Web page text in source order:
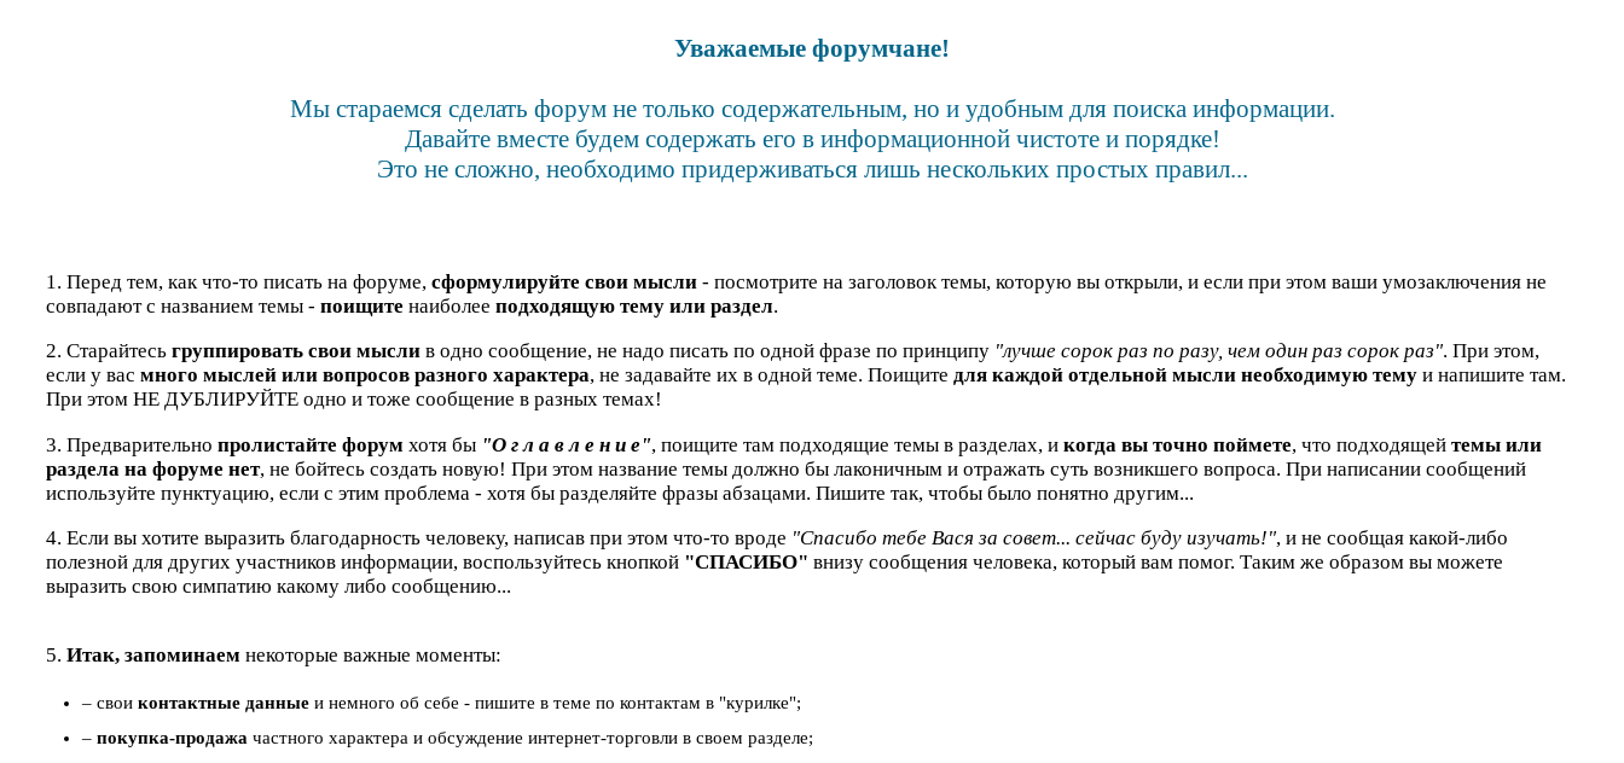
Уважаемые форумчане!
Мы стараемся сделать форум не только содержательным, но и удобным для поиска информации.
Давайте вместе будем содержать его в информационной чистоте и порядке!
Это не сложно, необходимо придерживаться лишь нескольких простых правил...
1. Перед тем, как что-то писать на форуме, сформулируйте свои мысли - посмотрите на заголовок темы, которую вы открыли, и если при этом ваши умозаключения не
совпадают с названием темы - поищите наиболее подходящую тему или раздел.
2. Старайтесь группировать свои мысли в одно сообщение, не надо писать по одной фразе по принципу "лучше сорок раз по разу, чем один раз сорок раз". При этом,
если у вас много мыслей или вопросов разного характера, не задавайте их в одной теме. Поищите для каждой отдельной мысли необходимую тему и напишите там.
При этом НЕ ДУБЛИРУЙТЕ одно и тоже сообщение в разных темах!
3. Предварительно пролистайте форум хотя бы "О г л а в л е н и е", поищите там подходящие темы в разделах, и когда вы точно поймете, что подходящей темы или
раздела на форуме нет, не бойтесь создать новую! При этом название темы должно бы лаконичным и отражать суть возникшего вопроса. При написании сообщений
используйте пунктуацию, если с этим проблема - хотя бы разделяйте фразы абзацами. Пишите так, чтобы было понятно другим...
4. Если вы хотите выразить благодарность человеку, написав при этом что-то вроде "Спасибо тебе Вася за совет... сейчас буду изучать!", и не сообщая какой-либо
полезной для других участников информации, воспользуйтесь кнопкой "СПАСИБО" внизу сообщения человека, который вам помог. Таким же образом вы можете
выразить свою симпатию какому либо сообщению...
5. Итак, запоминаем некоторые важные моменты:
– свои контактные данные и немного об себе - пишите в теме по контактам в "курилке";
– покупка-продажа частного характера и обсуждение интернет-торговли в своем разделе;